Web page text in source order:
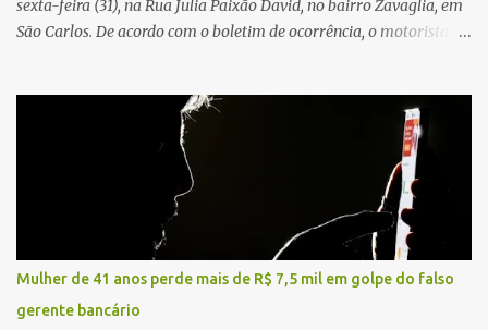
sexta-feira (31), na Rua Julia Paixão David, no bairro Zavaglia, em
São Carlos. De acordo com o boletim de ocorrência, o motorista
partida. Ainda segundo o registro policial, o condutor estacionou o
carro, certificou-se de que todas as portas estavam trancadas,
permaneceu com a chave de ignição e se ausentou do local por
cerca de dez minutos para buscar ajuda. Ao retornar, constatou
que o automóvel havia desaparecido. A vítima realizou buscas
pelas imediações, mas não conseguiu localizar o veículo.
Conforme o boletim, um menino de aproximadamente 10 anos
relatou ter visto a Spin passando pelo local fazendo um forte ruído,
característica compatível com o problema mecânico que o veículo
Mulher de 41 anos perde mais de R$ 7,5 mil em golpe do falso
gerente bancário